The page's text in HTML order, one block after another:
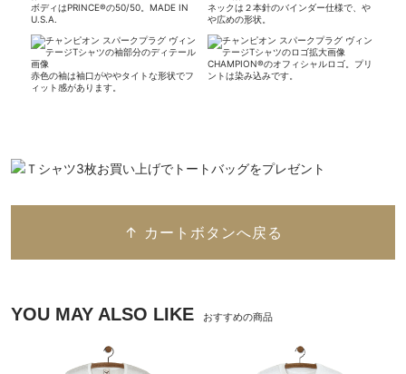
ボディはPRINCE®の50/50。MADE IN
U.S.A.
ネックは２本針のバインダー仕様で、や
や広めの形状。
赤色の袖は袖口がややタイトな形状でフ
ィット感があります。
CHAMPION®のオフィシャルロゴ。プリ
ントは染み込みです。
↑ カートボタンへ戻る
YOU MAY ALSO LIKE おすすめの商品